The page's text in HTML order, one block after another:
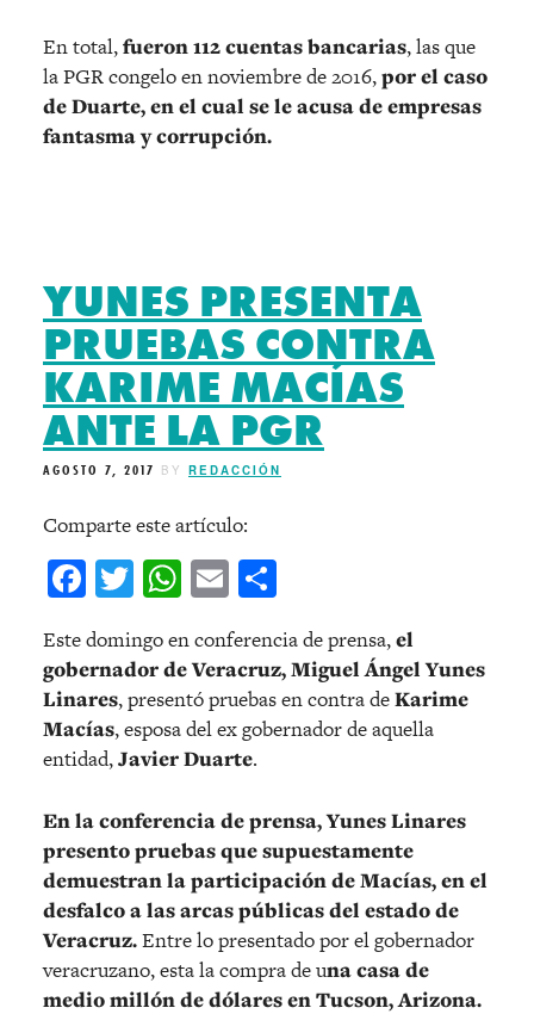
En total,fueron 112 cuentas bancarias, las que
la PGR congelo en noviembre de 2016,por el caso
de Duarte, en el cual se le acusa de empresas
fantasma y corrupción.
YUNES PRESENTA
PRUEBAS CONTRA
KARIME MACÍAS
ANTE LA PGR
AGOSTO 7, 2017 BY REDACCIÓN
Comparte este artículo:
Facebook
Twitter
WhatsApp
Email
Este domingo en conferencia de prensa,el
gobernador de Veracruz, Miguel Ángel Yunes
Linares, presentó pruebas en contra deKarime
Macías, esposa del ex gobernador de aquella
entidad,Javier Duarte.
En la conferencia de prensa, Yunes Linares
presento pruebas que supuestamente
demuestran la participación de Macías, en el
desfalco a las arcas públicas del estado de
Veracruz.Entre lo presentado por el gobernador
veracruzano, esta la compra de una casa de
medio millón de dólares en Tucson, Arizona.